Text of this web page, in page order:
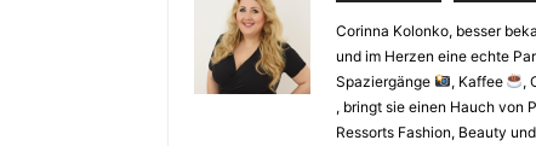
Corinna Kolonko, besser
und im Herzen eine echte
Spaziergänge
, Kaffee ,
, bringt sie einen Hauch von
Ressorts Fashion, Beauty